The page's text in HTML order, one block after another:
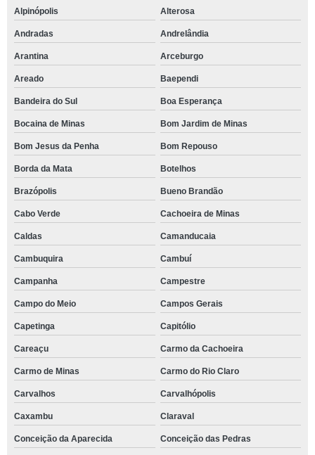
Alpinópolis Alterosa
Andradas Andrelândia
Arantina Arceburgo
Areado Baependi
Bandeira do Sul Boa Esperança
Bocaina de Minas Bom Jardim de Minas
Bom Jesus da Penha Bom Repouso
Borda da Mata Botelhos
Brazópolis Bueno Brandão
Cabo Verde Cachoeira de Minas
Caldas Camanducaia
Cambuquira Cambuí
Campanha Campestre
Campo do Meio Campos Gerais
Capetinga Capitólio
Careaçu Carmo da Cachoeira
Carmo de Minas Carmo do Rio Claro
Carvalhos Carvalhópolis
Caxambu Claraval
Conceição da Aparecida Conceição das Pedras